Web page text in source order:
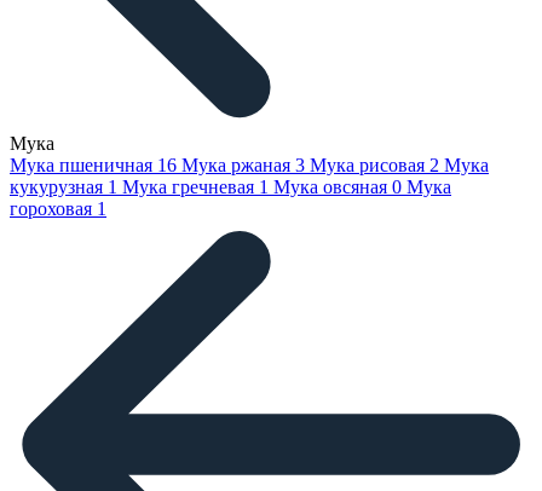
Мука
Мука пшеничная 16 Мука ржаная 3 Мука рисовая 2 Мука
кукурузная 1 Мука гречневая 1 Мука овсяная 0 Мука
гороховая 1